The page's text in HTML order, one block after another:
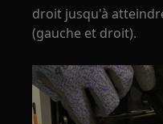
droit jusqu'à
(gauche et droit).